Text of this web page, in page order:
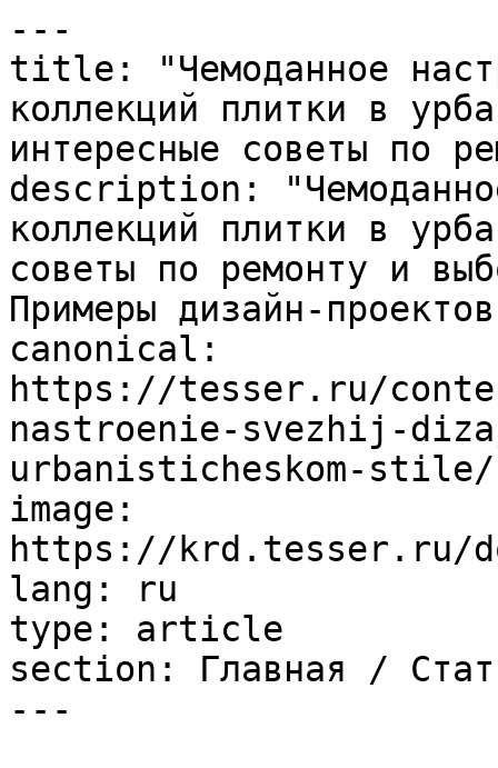
---
title: "Чемоданное
коллекций плитки в
интересные советы по
description:
коллекций плитки в
советы по ремонту и
Примеры дизайн-
canonical:
https://tesser.ru/
nastroenie-svezhij-
urbanisticheskom-stile/
image:
https://krd.tesser.ru/
lang: ru
type: article
section: Главная /
---